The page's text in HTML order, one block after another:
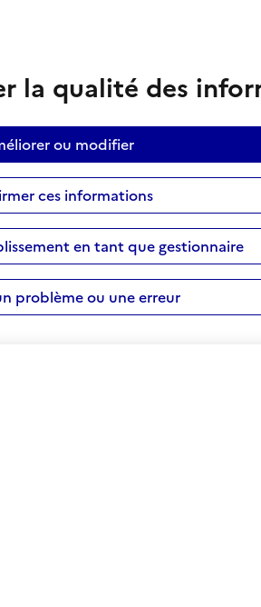
la qualité des
ou modifier
ces informations
en tant que gestionnaire
problème ou une erreur